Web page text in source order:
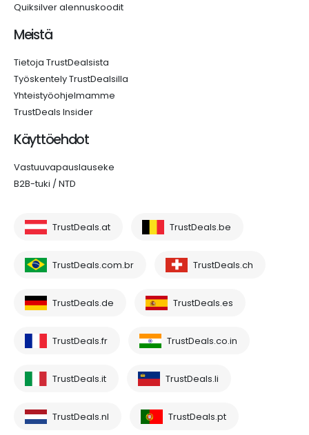
Quiksilver alennuskoodit
Meistä
Tietoja TrustDealsista
Työskentely TrustDealsilla
Yhteistyöohjelmamme
TrustDeals Insider
Käyttöehdot
Vastuuvapauslauseke
B2B-tuki / NTD
TrustDeals.at TrustDeals.be
TrustDeals.com.br TrustDeals.ch
TrustDeals.de TrustDeals.es
TrustDeals.fr TrustDeals.co.in
TrustDeals.it TrustDeals.li
TrustDeals.nl TrustDeals.pt